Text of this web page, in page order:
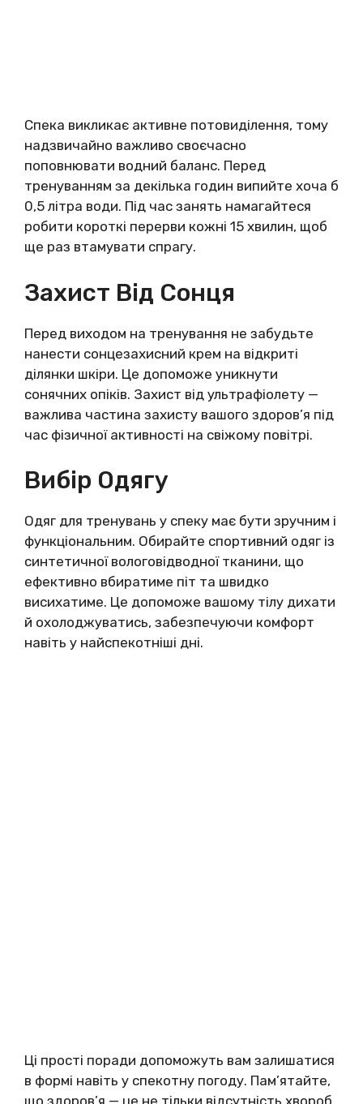
Спека викликає активне потовиділення, тому
надзвичайно важливо своєчасно
поповнювати водний баланс. Перед
тренуванням за декілька годин випийте хоча б
0,5 літра води. Під час занять намагайтеся
робити короткі перерви кожні 15 хвилин, щоб
ще раз втамувати спрагу.
Захист Від Сонця
Перед виходом на тренування не забудьте
нанести сонцезахисний крем на відкриті
ділянки шкіри. Це допоможе уникнути
сонячних опіків. Захист від ультрафіолету —
важлива частина захисту вашого здоров’я під
час фізичної активності на свіжому повітрі.
Вибір Одягу
Одяг для тренувань у спеку має бути зручним і
функціональним. Обирайте спортивний одяг із
синтетичної вологовідводної тканини, що
ефективно вбиратиме піт та швидко
висихатиме. Це допоможе вашому тілу дихати
й охолоджуватись, забезпечуючи комфорт
навіть у найспекотніші дні.
Ці прості поради допоможуть вам залишатися
в формі навіть у спекотну погоду. Пам’ятайте,
що здоров’я — це не тільки відсутність хвороб,